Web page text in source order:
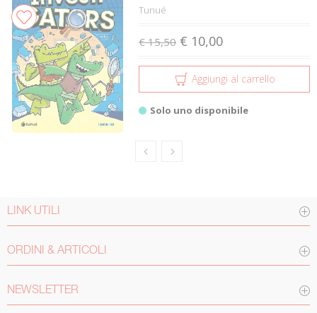
Tunué
€ 15,50 € 10,00
Aggiungi al carrello
Solo uno disponibile
LINK UTILI
ORDINI & ARTICOLI
NEWSLETTER